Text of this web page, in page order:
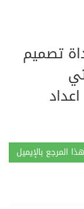
تصميم
المرجع بالإيميل